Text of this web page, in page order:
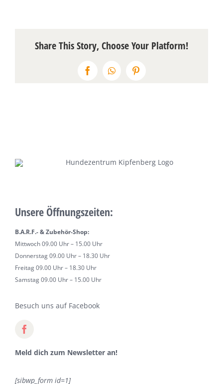
Öffnungszeiten
Share This Story, Choose Your Platform!
FacebookWhatsAppPinterest
Unsere Öffnungszeiten:
B.A.R.F.- & Zubehör-Shop:
Mittwoch 09.00 Uhr – 15.00 Uhr
Donnerstag 09.00 Uhr – 18.30 Uhr
Freitag 09.00 Uhr – 18.30 Uhr
Samstag 09.00 Uhr – 15.00 Uhr
Besuch uns auf Facebook
Meld dich zum Newsletter an!
[sibwp_form id=1]